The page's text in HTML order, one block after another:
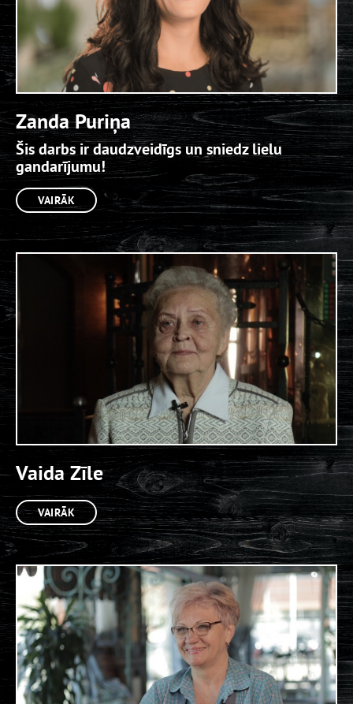
Zanda Puriņa
Šis darbs ir daudzveidīgs un sniedz lielu
gandarījumu!
VAIRĀK
Vaida Zīle
VAIRĀK